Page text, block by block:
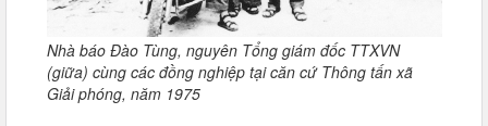
Nhà báo Đào Tùng, nguyên Tổng giám đốc TTXVN
(giữa) cùng các đồng nghiệp tại căn cứ Thông tấn xã
Giải phóng, năm 1975